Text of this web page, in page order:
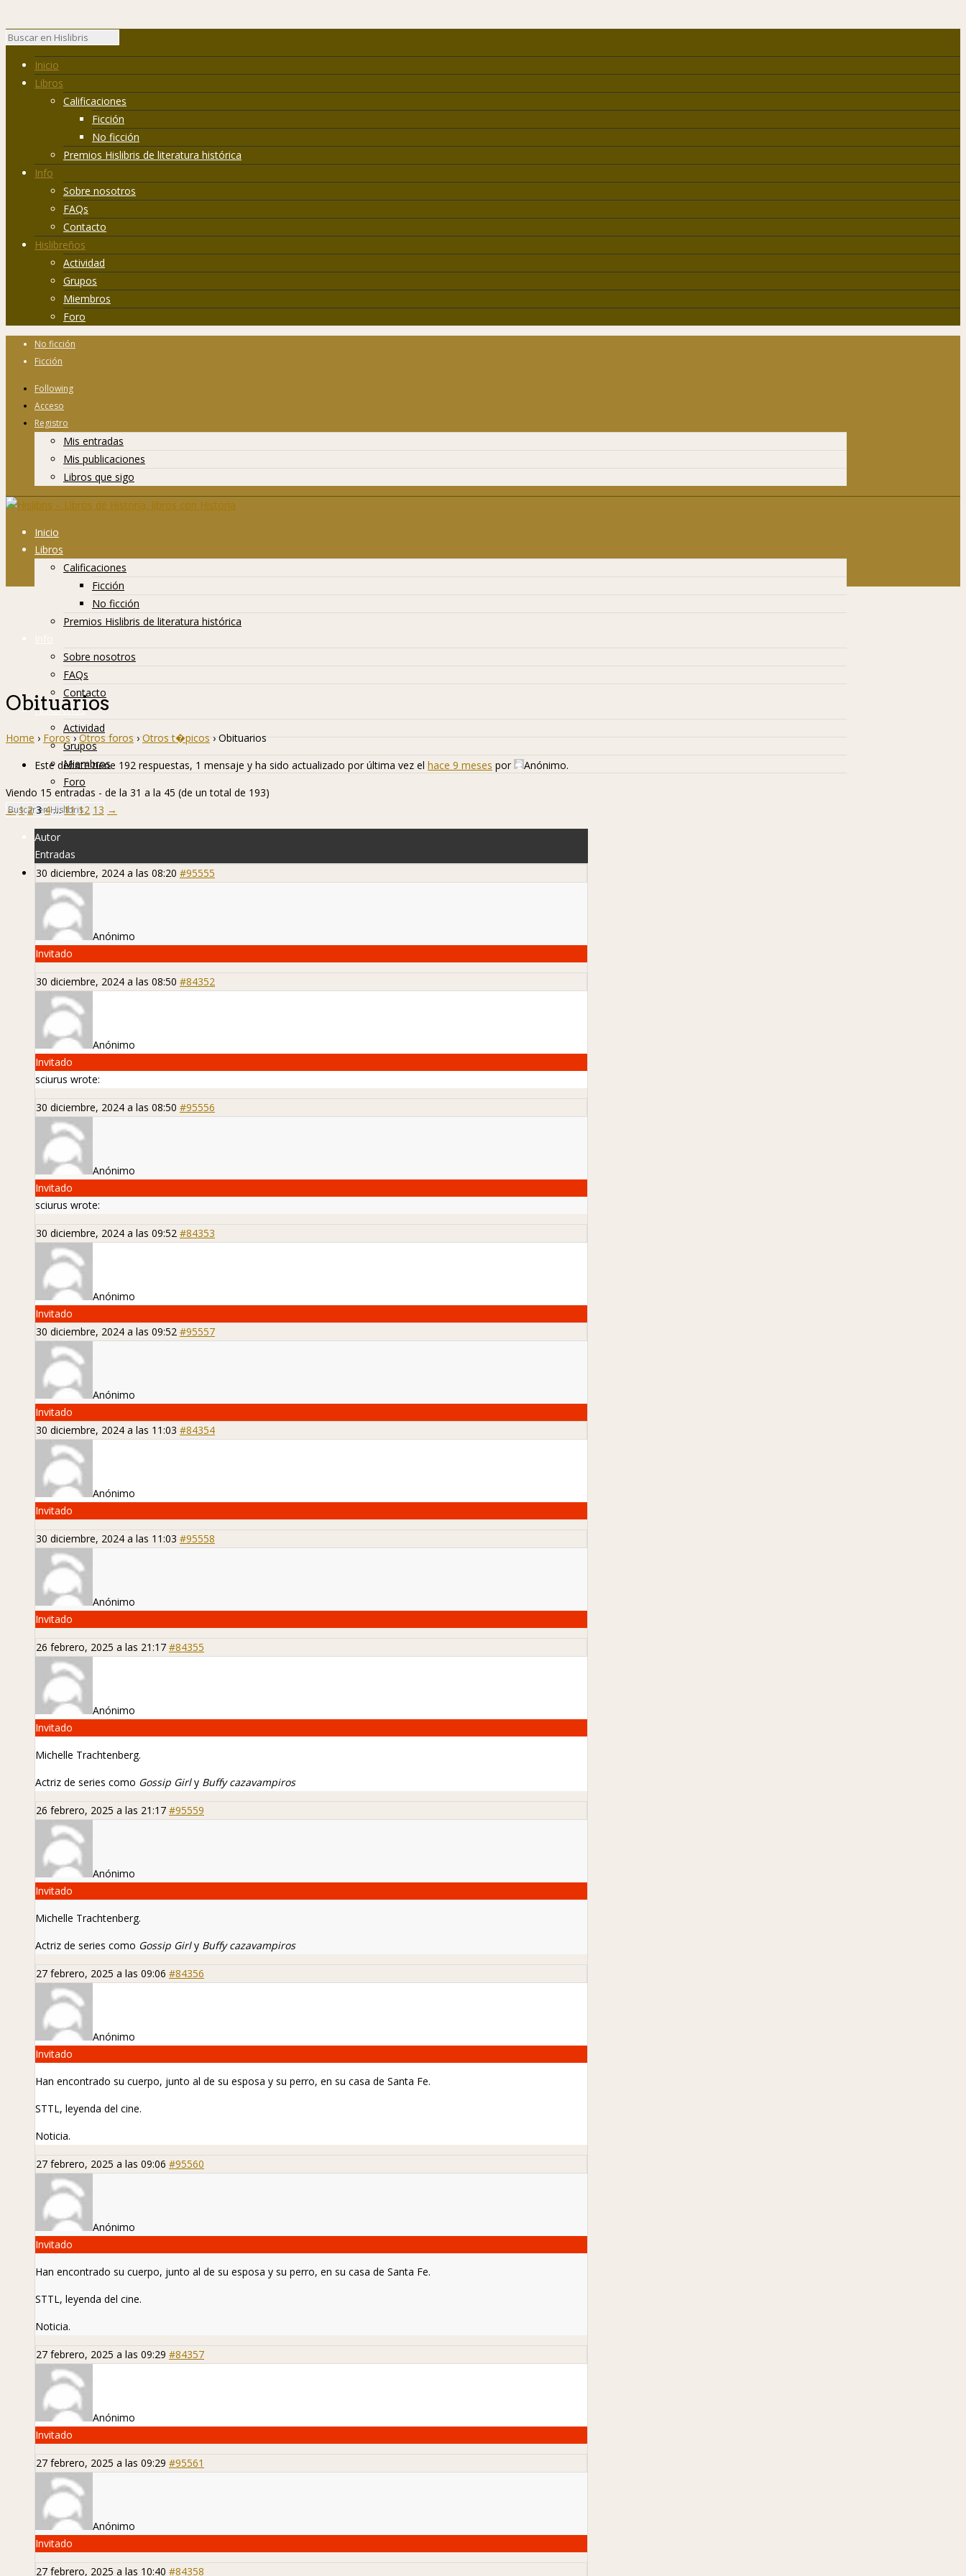
Inicio
Libros
Calificaciones
Ficción
No ficción
Premios Hislibris de literatura histórica
Info
Sobre nosotros
FAQs
Contacto
Hislibreños
Actividad
Grupos
Miembros
Foro
No ficción
Ficción
Following
Acceso
Registro
Mis entradas
Mis publicaciones
Libros que sigo
Inicio
Libros
Calificaciones
Ficción
No ficción
Premios Hislibris de literatura histórica
Info
Sobre nosotros
FAQs
Contacto
Hislibreños
Actividad
Grupos
Miembros
Foro
Obituarios
Home › Foros › Otros foros › Otros t�picos › Obituarios
Este debate tiene 192 respuestas, 1 mensaje y ha sido actualizado por última vez el hace 9 meses por Anónimo.
Viendo 15 entradas - de la 31 a la 45 (de un total de 193)
← 1 2 3 4 … 11 12 13 →
Autor
Entradas
30 diciembre, 2024 a las 08:20 #95555
Anónimo
Invitado
30 diciembre, 2024 a las 08:50 #84352
Anónimo
Invitado
sciurus wrote:
30 diciembre, 2024 a las 08:50 #95556
Anónimo
Invitado
sciurus wrote:
30 diciembre, 2024 a las 09:52 #84353
Anónimo
Invitado
30 diciembre, 2024 a las 09:52 #95557
Anónimo
Invitado
30 diciembre, 2024 a las 11:03 #84354
Anónimo
Invitado
30 diciembre, 2024 a las 11:03 #95558
Anónimo
Invitado
26 febrero, 2025 a las 21:17 #84355
Anónimo
Invitado
Michelle Trachtenberg.
Actriz de series como Gossip Girly Buffy cazavampiros
26 febrero, 2025 a las 21:17 #95559
Anónimo
Invitado
Michelle Trachtenberg.
Actriz de series como Gossip Girly Buffy cazavampiros
27 febrero, 2025 a las 09:06 #84356
Anónimo
Invitado
Han encontrado su cuerpo, junto al de su esposa y su perro, en su casa de Santa Fe.
STTL, leyenda del cine.
Noticia.
27 febrero, 2025 a las 09:06 #95560
Anónimo
Invitado
Han encontrado su cuerpo, junto al de su esposa y su perro, en su casa de Santa Fe.
STTL, leyenda del cine.
Noticia.
27 febrero, 2025 a las 09:29 #84357
Anónimo
Invitado
27 febrero, 2025 a las 09:29 #95561
Anónimo
Invitado
27 febrero, 2025 a las 10:40 #84358